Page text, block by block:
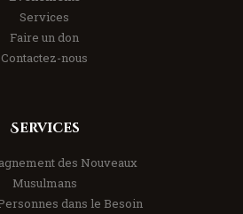
Services
Faire un don
Contactez-nous
Services
des Nouveaux
Musulmans
dans le Besoin